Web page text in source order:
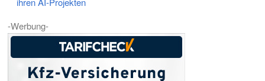
-Werbung-